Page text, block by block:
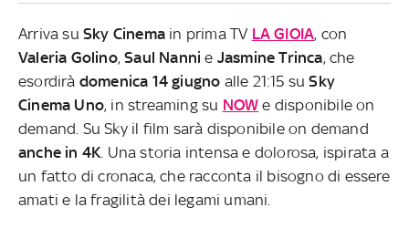
Arriva su Sky Cinema in prima TV LA GIOIA, con
Valeria Golino,Saul Nanni e Jasmine Trinca, che
esordirà domenica 14 giugno alle 21:15 su Sky
Cinema Uno, in streaming su NOW e disponibile on
demand. Su Sky il film sarà disponibile on demand
anche in 4K . Una storia intensa e dolorosa, ispirata a
un fatto di cronaca, che racconta il bisogno di essere
amati e la fragilità dei legami umani.